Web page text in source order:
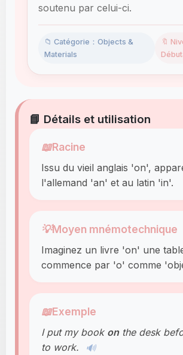
soutenu par celui-ci.
📁 Catégorie：Objects &
Materials
🔖
📘 Détails et utilisation
📖Racine
Issu du vieil anglais 'on',
l'allemand 'an' et au latin 'in'.
💡Moyen mnémotechnique
Imaginez un livre 'on' une
commence par 'o' comme
📖Exemple
I put my book onthe desk
to work.
🔊